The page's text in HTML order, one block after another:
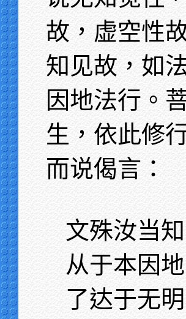
故，虚空性
知见故，如
因地法行。
生，依此修
而说偈言：
文殊汝当
从于本因
了达于无